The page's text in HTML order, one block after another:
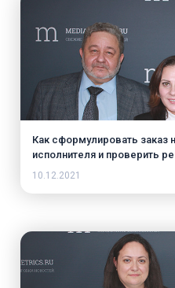
Как сформулировать заказ
исполнителя и проверить
10.12.2021